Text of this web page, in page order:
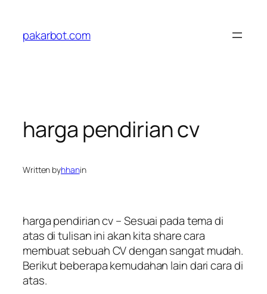
content
pakarbot.com
harga pendirian cv
Written byhhanin
harga pendirian cv – Sesuai pada tema di
atas di tulisan ini akan kita share cara
membuat sebuah CV dengan sangat mudah.
Berikut beberapa kemudahan lain dari cara di
atas.